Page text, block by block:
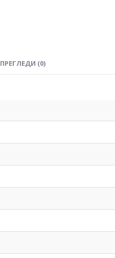
ПРЕГЛЕДИ (0)